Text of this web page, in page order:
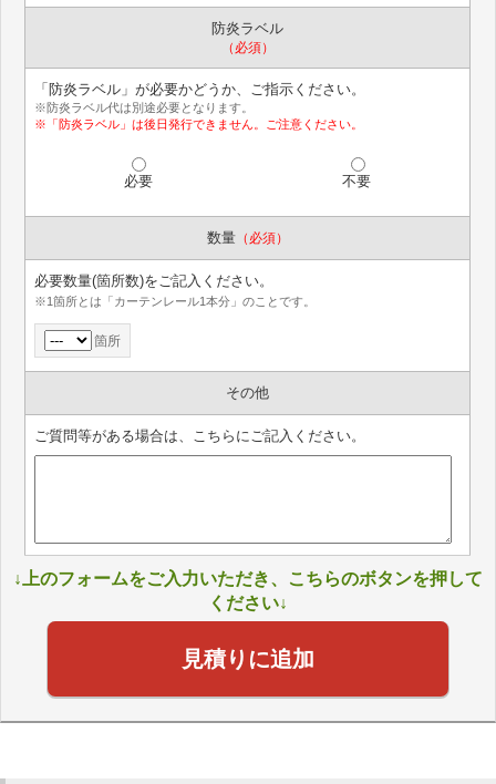
防炎ラベル
（必須）
「防炎ラベル」が必要かどうか、ご指示ください。
※防炎ラベル代は別途必要となります。
※「防炎ラベル」は後日発行できません。ご注意ください。
必要 不要
数量（必須）
必要数量(箇所数)をご記入ください。
※1箇所とは「カーテンレール1本分」のことです。
箇所
その他
ご質問等がある場合は、こちらにご記入ください。
↓上のフォームをご入力いただき、こちらのボタンを押して
ください↓
見積りに追加